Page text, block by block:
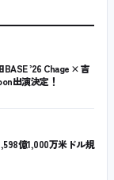
’26 Chage × 吉
出演決定！
億1,000万米ドル規